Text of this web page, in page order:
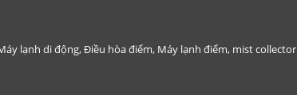
lạnh di động, Điều hòa điểm, Máy lạnh điểm, mist collector